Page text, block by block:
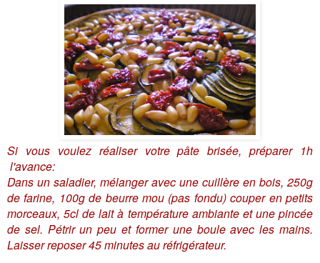
Si vous voulez réaliser votre pâte brisée, préparer 1h
l'avance:
Dans un saladier, mélanger avec une cuillère en bois, 250g
de farine, 100g de beurre mou (pas fondu) couper en petits
morceaux, 5cl de lait à température ambiante et une pincée
de sel. Pétrir un peu et former une boule avec les mains.
Laisser reposer 45 minutes au réfrigérateur.